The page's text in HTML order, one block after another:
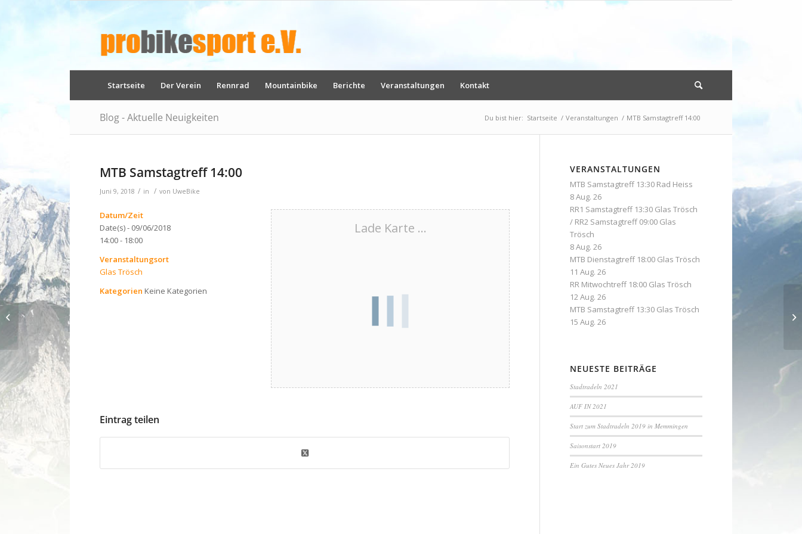
Startseite Der Verein Rennrad Mountainbike Berichte Veranstaltungen Kontakt
Blog - Aktuelle Neuigkeiten Du bist hier: Startseite / Veranstaltungen / MTB Samstagtreff 14:00
MTB Samstagtreff 14:00
Juni 9, 2018 / in / von UweBike
Lade Karte ...
Datum/Zeit
Date(s) - 09/06/2018
14:00 - 18:00
Veranstaltungsort
Glas Trösch
Kategorien Keine Kategorien
Eintrag teilen
VERANSTALTUNGEN
MTB Samstagtreff 13:30 Rad Heiss
8 Aug. 26
RR1 Samstagtreff 13:30 Glas Trösch
/ RR2 Samstagtreff 09:00 Glas
Trösch
8 Aug. 26
MTB Dienstagtreff 18:00 Glas Trösch
11 Aug. 26
RR Mitwochtreff 18:00 Glas Trösch
12 Aug. 26
MTB Samstagtreff 13:30 Glas Trösch
15 Aug. 26
NEUESTE BEITRÄGE
Stadtradeln 2021
AUF IN 2021
Start zum Stadtradeln 2019 in Memmingen
Saisonstart 2019
Ein Gutes Neues Jahr 2019
Schwarzer Grat mit Marion